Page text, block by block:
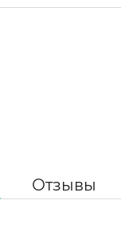
Отзывы